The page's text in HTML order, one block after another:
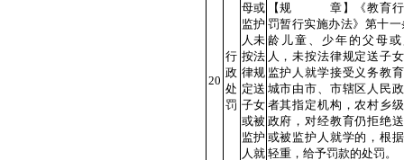
20
行
政
处
罚
母或
监护
人未
按法
律规
定送
子女
或被
监护
人就
【规 章】《教育行
罚暂行实施办法》第十一
龄儿童、少年的父母
人，未按法律规定送子
监护人就学接受义务教
城市由市、市辖区人民
者其指定机构，农村乡
政府，对经教育仍拒绝
或被监护人就学的，根
轻重，给予罚款的处罚。